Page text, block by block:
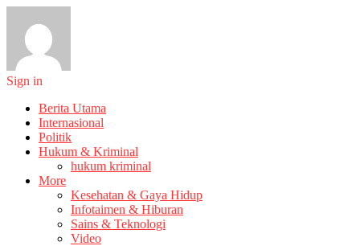
Sign in
Berita Utama
Internasional
Politik
Hukum & Kriminal
hukum kriminal
More
Kesehatan & Gaya Hidup
Infotaimen & Hiburan
Sains & Teknologi
Video